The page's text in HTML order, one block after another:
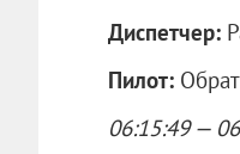
Диспетчер:
Пилот:
06:15:49 —